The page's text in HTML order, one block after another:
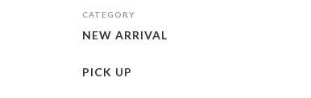
CATEGORY
NEW ARRIVAL
PICK UP